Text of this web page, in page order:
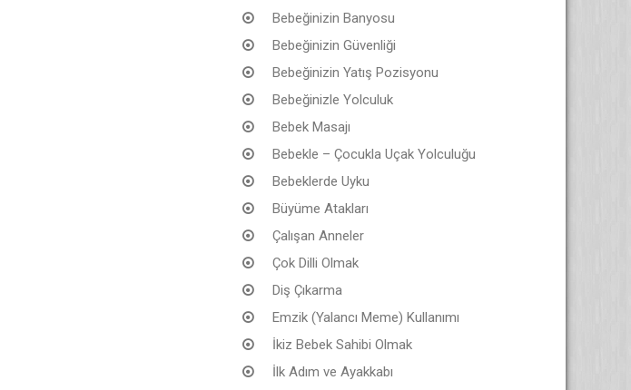
Bebeğinizin Banyosu
Bebeğinizin Güvenliği
Bebeğinizin Yatış Pozisyonu
Bebeğinizle Yolculuk
Bebek Masajı
Bebekle – Çocukla Uçak Yolculuğu
Bebeklerde Uyku
Büyüme Atakları
Çalışan Anneler
Çok Dilli Olmak
Diş Çıkarma
Emzik (Yalancı Meme) Kullanımı
İkiz Bebek Sahibi Olmak
İlk Adım ve Ayakkabı